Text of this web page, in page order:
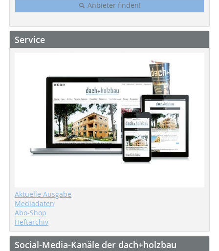
Anbieter finden!
Service
Aktuelle Ausgabe
Mediadaten
Abo-Shop
Heftarchiv
Social-Media-Kanäle der dach+holzbau